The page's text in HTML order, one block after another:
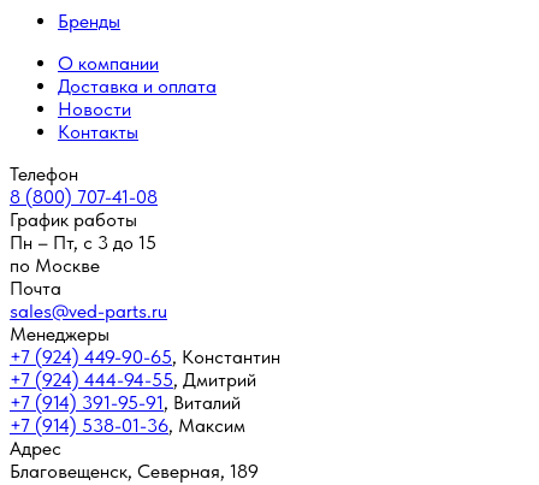
Бренды
О компании
Доставка и оплата
Новости
Контакты
Телефон
8 (800) 707-41-08
График работы
Пн – Пт, с 3 до 15
по Москве
Почта
sales@ved-parts.ru
Менеджеры
+7 (924) 449-90-65, Константин
+7 (924) 444-94-55, Дмитрий
+7 (914) 391-95-91, Виталий
+7 (914) 538-01-36, Максим
Адрес
Благовещенск, Северная, 189